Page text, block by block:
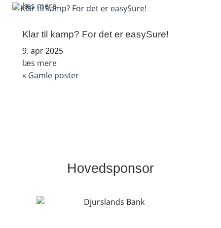
læs mere
Klar til kamp? For det er easySure!
9. apr 2025
læs mere
« Gamle poster
Hovedsponsor